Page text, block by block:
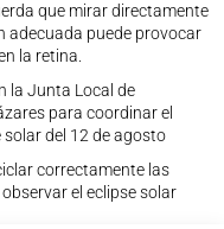
que mirar directamente
adecuada puede provocar
la retina.
la Junta Local de
para coordinar el
del 12 de agosto
correctamente las
el eclipse solar